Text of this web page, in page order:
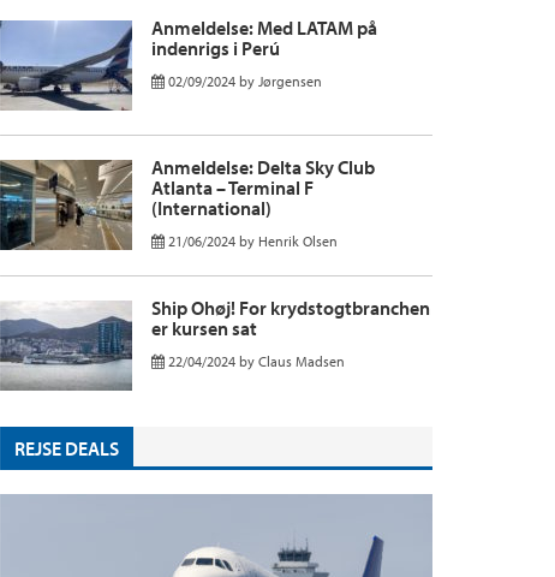
Anmeldelse: Med LATAM på
indenrigs i Perú
02/09/2024 by Jørgensen
Anmeldelse: Delta Sky Club
Atlanta – Terminal F
(International)
21/06/2024 by Henrik Olsen
Ship Ohøj! For krydstogtbranchen
er kursen sat
22/04/2024 by Claus Madsen
REJSE DEALS